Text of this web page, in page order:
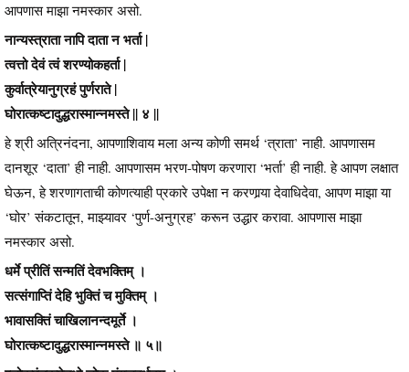
आपणास माझा नमस्कार असो.
नान्यस्त्राता नापि दाता न भर्ता |
त्वत्तो देवं त्वं शरण्योकहर्ता |
कुर्वात्रेयानुग्रहं पुर्णराते |
घोरात्कष्टादुद्धरास्मान्नमस्ते || ४ ||
हे श्री अत्रिनंदना, आपणाशिवाय मला अन्य कोणी समर्थ ‘त्राता’ नाही. आपणासम
दानशूर ‘दाता’ ही नाही. आपणासम भरण-पोषण करणारा ‘भर्ता’ ही नाही. हे आपण लक्षात
घेऊन, हे शरणागताची कोणत्याही प्रकारे उपेक्षा न करणार्‍या देवाधिदेवा, आपण माझा या
‘घोर’ संकटातून, माझ्यावर ‘पुर्ण-अनुग्रह’ करून उद्धार करावा. आपणास माझा
नमस्कार असो.
धर्मे प्रीतिं सन्मतिं देवभक्तिम् ।
सत्संगाप्तिं देहि भुक्तिं च मुक्तिम् ।
भावासक्तिं चाखिलानन्दमूर्ते ।
घोरात्कष्टादुद्धरास्मान्नमस्ते ॥ ५॥